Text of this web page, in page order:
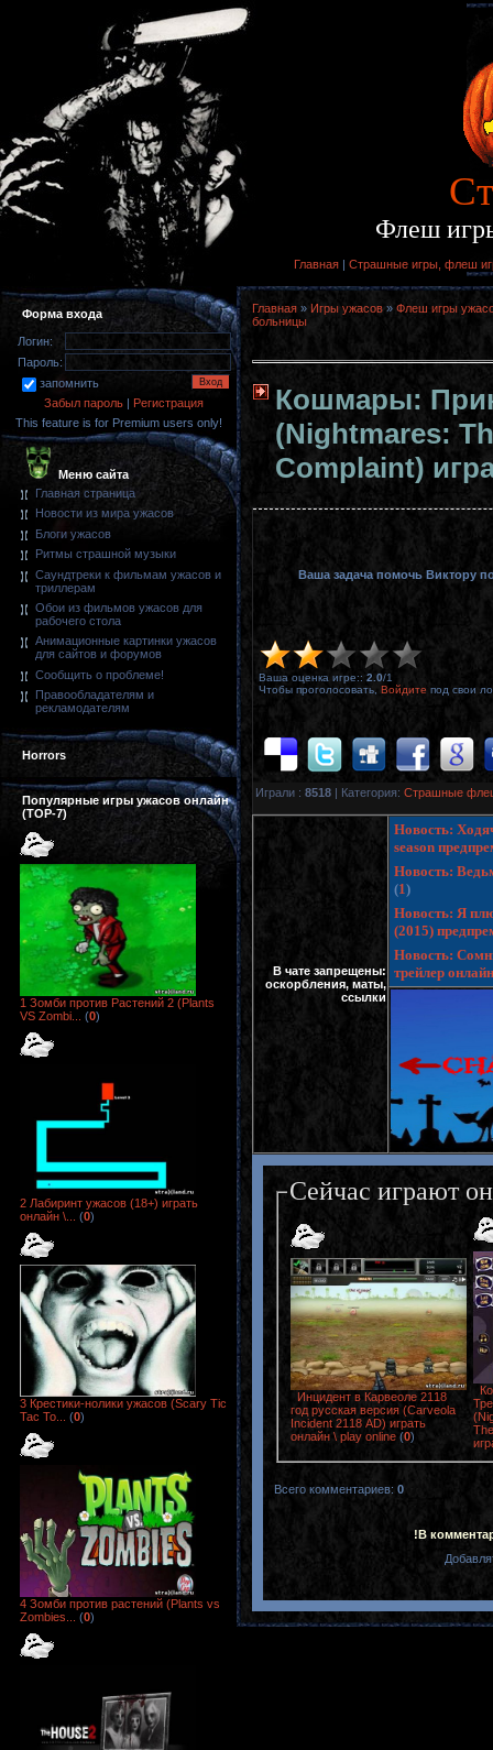
Флеш
Главная | Страшные игры, флеш
Форма входа
Логин:
Пароль:
запомнить
Забыл пароль | Регистрация
This feature is for Premium users only!
Меню сайта
Главная страница
Новости из мира ужасов
Блоги ужасов
Ритмы страшной музыки
Саундтреки к фильмам ужасов и
триллерам
Обои из фильмов ужасов для
рабочего стола
Анимационные картинки ужасов
для сайтов и форумов
Сообщить о проблеме!
Правообладателям и
рекламодателям
Horrors
Популярные игры ужасов онлайн
(TOP-7)
1 Зомби против Растений 2 (Plants
VS Zombi...
(0)
2 Лабиринт ужасов (18+) играть
онлайн \...
(0)
3 Крестики-нолики ужасов (Scary Tic
Tac To...
(0)
4 Зомби против растений (Plants vs
Zombies...
(0)
Главная » Игры ужасов » Флеш игры
больницы
Кошмары:
(Nightmares:
Complaint)
Ваша задача помочь Виктору
Ваша оценка игре:: 2.0/1
Чтобы проголосовать, Войдите под свои
Играли : 8518 | Категория: Страшные
В чате запрещены:
оскорбления, маты,
ссылки
Новость:
season
Новость:
(1)
Новость: Я
(2015)
Новость:
трейлер онлайн
Сейчас играют
Инцидент в Карвеоле 2118
год русская версия (Carveola
Incident 2118 AD) играть
онлайн \ play online (0)
Всего комментариев: 0
!В